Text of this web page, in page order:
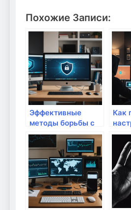
Похожие Записи:
Эффективные
методы борьбы с
вредоносным ПО в
домашней сети:
защита и
профилактика
Как